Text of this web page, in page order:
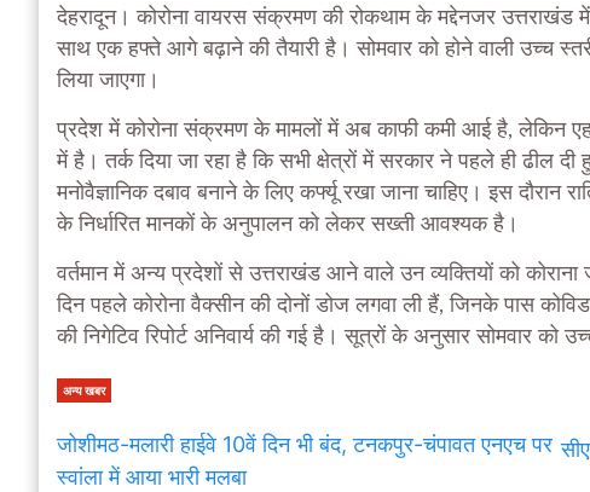
देहरादून। कोरोना वायरस संक्रमण की रोकथाम के मद्देनजर
साथ एक हफ्ते आगे बढ़ाने की तैयारी है। सोमवार को होने वाली
लिया जाएगा।
प्रदेश में कोरोना संक्रमण के मामलों में अब काफी कमी आई है, लेकिन
में है। तर्क दिया जा रहा है कि सभी क्षेत्रों में सरकार ने पहले ही ढील
मनोवैज्ञानिक दबाव बनाने के लिए कर्फ्यू रखा जाना चाहिए। इस
के निर्धारित मानकों के अनुपालन को लेकर सख्ती आवश्यक है।
वर्तमान में अन्य प्रदेशों से उत्तराखंड आने वाले उन व्यक्तियों को
दिन पहले कोरोना वैक्सीन की दोनों डोज लगवा ली हैं, जिनके पास
की निगेटिव रिपोर्ट अनिवार्य की गई है। सूत्रों के अनुसार सोमवार को
अन्य खबर
जोशीमठ-मलारी हाईवे 10वें दिन भी बंद, टनकपुर-चंपावत एनएच पर
स्वांला में आया भारी मलबा